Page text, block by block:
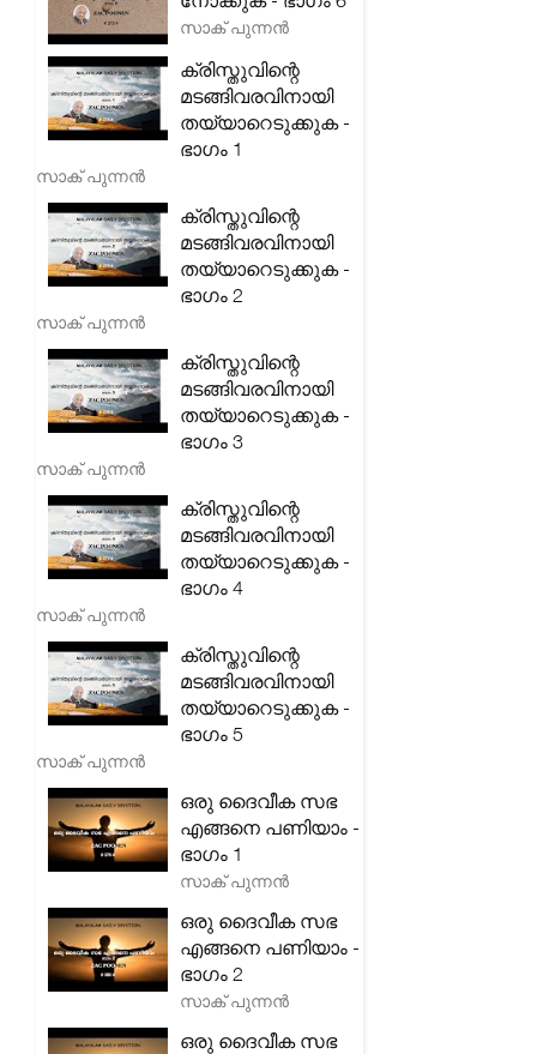
സാക് പുന്നൻ
ക്രിസ്തുവിന്റെ
മടങ്ങിവരവിനായി
തയ്യാറെടുക്കുക -
ഭാഗം 1
സാക് പുന്നൻ
ക്രിസ്തുവിന്റെ
മടങ്ങിവരവിനായി
തയ്യാറെടുക്കുക -
ഭാഗം 2
സാക് പുന്നൻ
ക്രിസ്തുവിന്റെ
മടങ്ങിവരവിനായി
തയ്യാറെടുക്കുക -
ഭാഗം 3
സാക് പുന്നൻ
ക്രിസ്തുവിന്റെ
മടങ്ങിവരവിനായി
തയ്യാറെടുക്കുക -
ഭാഗം 4
സാക് പുന്നൻ
ക്രിസ്തുവിന്റെ
മടങ്ങിവരവിനായി
തയ്യാറെടുക്കുക -
ഭാഗം 5
സാക് പുന്നൻ
ഒരു ദൈവീക സഭ
എങ്ങനെ പണിയാം -
ഭാഗം 1
സാക് പുന്നൻ
ഒരു ദൈവീക സഭ
എങ്ങനെ പണിയാം -
ഭാഗം 2
സാക് പുന്നൻ
ഒരു ദൈവീക സഭ